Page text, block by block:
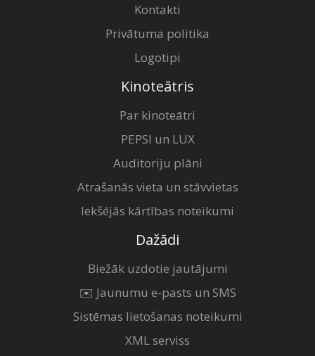
Kontakti
Privātuma politika
Logotipi
Kinoteātris
Par kinoteātri
PEPSI un LUX
Auditoriju plāni
Atrašanās vieta un stāvvietas
Iekšējās kārtības noteikumi
Dažādi
Biežāk uzdotie jautājumi
✉️ Jaunumu e-pasts un SMS
Sistēmas lietošanas noteikumi
XML serviss